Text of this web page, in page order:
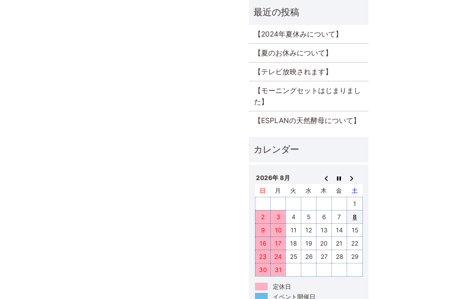
【2024年夏休みについて】
【夏のお休みについて】
【テレビ放映されます】
【モーニングセットはじまりまし
た】
【ESPLANの天然酵母について】
2026年 8月
日
月 火 水 木 金
土
1
2
3 4 5 6 7
8
9
10 11 12 13 14
15
16
17 18 19 20 21
22
23
24 25 26 27 28
29
30
31
定休日
イベント開催日